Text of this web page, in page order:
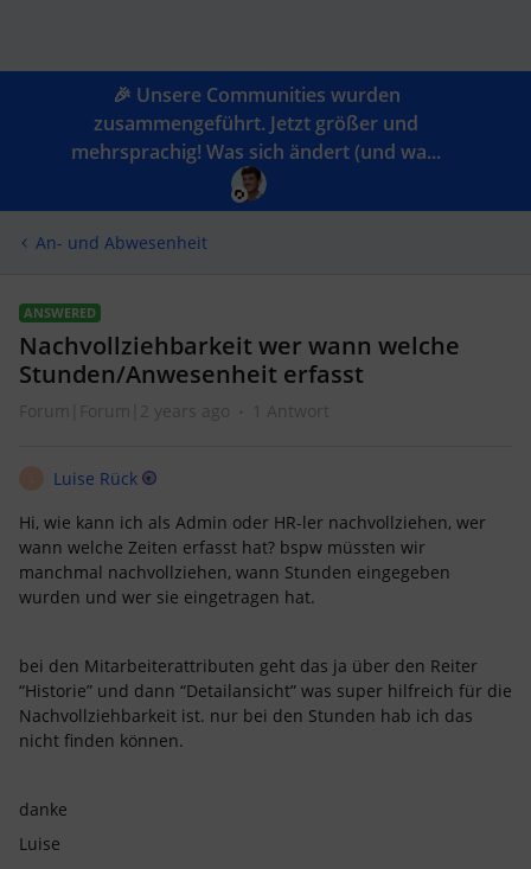
🎉 Unsere Communities wurden
zusammengeführt. Jetzt größer und
mehrsprachig! Was sich ändert (und wa...
An- und Abwesenheit
ANSWERED
Nachvollziehbarkeit wer wann welche
Stunden/Anwesenheit erfasst
Forum|Forum|2 years ago 1 Antwort
Luise Rück
Hi, wie kann ich als Admin oder HR-ler nachvollziehen, wer
wann welche Zeiten erfasst hat? bspw müssten wir
manchmal nachvollziehen, wann Stunden eingegeben
wurden und wer sie eingetragen hat.
bei den Mitarbeiterattributen geht das ja über den Reiter
“Historie” und dann “Detailansicht” was super hilfreich für die
Nachvollziehbarkeit ist. nur bei den Stunden hab ich das
nicht finden können.
danke
Luise